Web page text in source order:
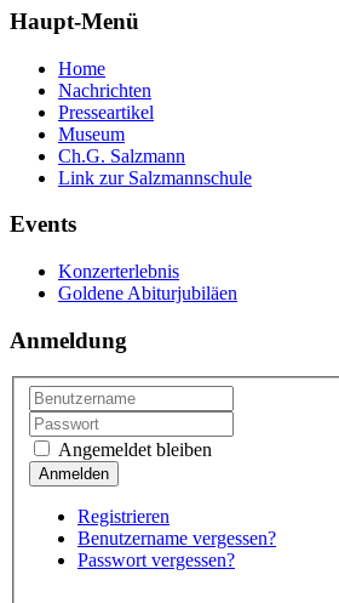
Haupt-Menü
Home
Nachrichten
Presseartikel
Museum
Ch.G. Salzmann
Link zur Salzmannschule
Events
Konzerterlebnis
Goldene Abiturjubiläen
Anmeldung
Angemeldet bleiben
Registrieren
Benutzername vergessen?
Passwort vergessen?